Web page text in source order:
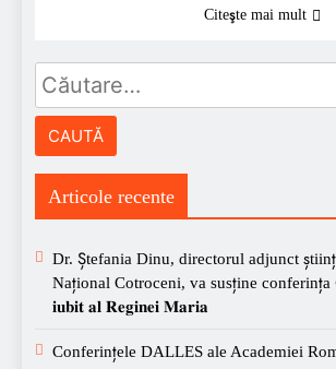
Citeşte mai mult
Caută
după:
Articole recente
Dr. Ștefania Dinu, directorul adjunct
Național Cotroceni, va susține conferința
𝐢𝐮𝐛𝐢𝐭 𝐚𝐥 𝐑𝐞𝐠𝐢𝐧𝐞𝐢 𝐌𝐚𝐫𝐢𝐚
Conferințele DALLES ale Academiei